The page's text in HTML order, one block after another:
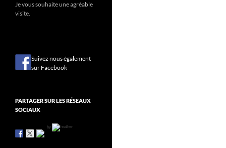
Je vous souhaite une agréable
visite.
Suivez nous également
sur Facebook
PARTAGER SUR LES RÉSEAUX
SOCIAUX
by